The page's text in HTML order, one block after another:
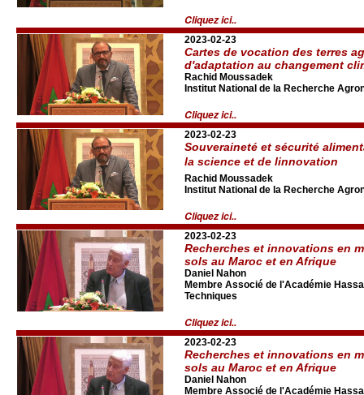
Cliquez ici..
2023-02-23
Cartes de vocation des terres
d'adaptation au changement
Rachid Moussadek
Institut National de la Recherche
Cliquez ici..
2023-02-23
Souveraineté et sécurité
la science et de linnovation
Rachid Moussadek
Institut National de la Recherche
Cliquez ici..
2023-02-23
Recherches et innovations en
sols au Maroc et en Afrique
Daniel Nahon
Membre Associé de l'Académie
Techniques
Cliquez ici..
2023-02-23
Recherches et innovations en
sols au Maroc et en Afrique
Daniel Nahon
Membre Associé de l'Académie